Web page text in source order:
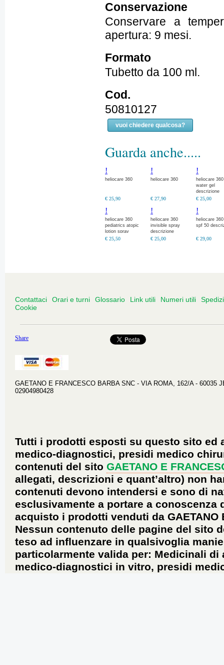
Conservazione
Conservare a
apertura: 9 mesi.
Formato
Tubetto da 100 ml.
Cod.
50810127
vuoi chiedere qualcosa?
Guarda anche.....
!
heliocare 360
€ 25,90
!
heliocare 360
€ 27,90
!
heliocare 360
water gel
descrizione
€ 25,00
!
heliocare 360
pediatrics atopic
lotion spray
descrizione
€ 25,50
!
heliocare 360
invisible spray
descrizione
€ 25,00
!
heliocare
spf 50
€ 29,00
Contattaci Orari e turni Glossario Link utili Numeri utili
Cookie
Share
GAETANO E FRANCESCO BARBA SNC - VIA ROMA, 162/A - 60035
02904980428
Tutti i prodotti esposti su questo sito
medico-diagnostici, presidi medico
contenuti del sito GAETANO E
allegati, descrizioni e quant’altro) non
contenuti devono intendersi e sono di
esclusivamente a portare a
acquisto i prodotti venduti da GAETANO
Nessun contenuto delle pagine del sito
teso ad influenzare in qualsivoglia
particolarmente valida per: Medicinali
medico-diagnostici in vitro, presidi